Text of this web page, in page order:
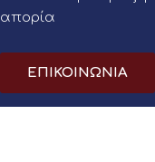
απορία
ΕΠΙΚΟΙΝΩΝΙΑ